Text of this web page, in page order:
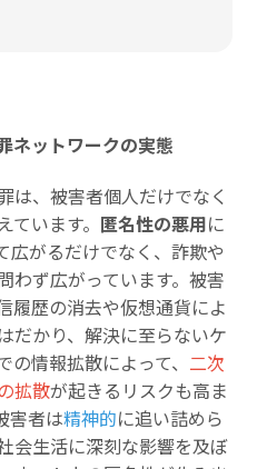
ネットワークの実態
は、被害者個人だけでなく
います。 匿名性の悪用に
広がるだけでなく、詐欺や
わず広がっています。被害
履歴の消去や仮想通貨によ
だかり、解決に至らないケ
情報拡散によって、 二次
拡散が起きるリスクも高ま
害者は精神的に追い詰めら
会生活に深刻な影響を及ぼ